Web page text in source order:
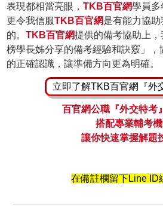
表現都相當亮眼，TKB百官網學員多
更令我信服TKB百官網是有能力協
的。TKB百官網提供的備考協助上
榜學長姊分享的備考經驗和訣竅」
的正確認識，讓準備方向更為明確。
立即了解TKB百官網『外
百官網公職『外交特考
搭配專業輔考機
讓你快速掌握解題
在備註欄留下Line ID